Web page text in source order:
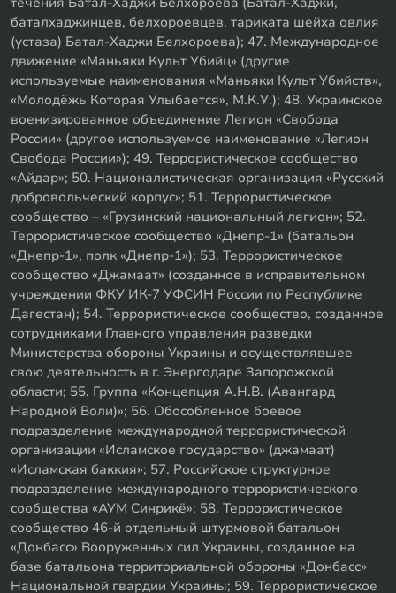
баталхаджинцев, белхороевцев, тариката шейха овлия
(устаза) Батал-Хаджи Белхороева); 47. Международное
движение «Маньяки Культ Убийц» (другие
используемые наименования «Маньяки Культ Убийств»,
«Молодёжь Которая Улыбается», М.К.У.); 48. Украинское
военизированное объединение Легион «Свобода
России» (другое используемое наименование «Легион
Свобода России»); 49. Террористическое сообщество
«Айдар»; 50. Националистическая организация «Русский
добровольческий корпус»; 51. Террористическое
сообщество – «Грузинский национальный легион»; 52.
Террористическое сообщество «Днепр-1» (батальон
«Днепр-1», полк «Днепр-1»); 53. Террористическое
сообщество «Джамаат» (созданное в исправительном
учреждении ФКУ ИК-7 УФСИН России по Республике
Дагестан); 54. Террористическое сообщество, созданное
сотрудниками Главного управления разведки
Министерства обороны Украины и осуществлявшее
свою деятельность в г. Энергодаре Запорожской
области; 55. Группа «Концепция А.Н.В. (Авангард
Народной Воли)»; 56. Обособленное боевое
подразделение международной террористической
организации «Исламское государство» (джамаат)
«Исламская баккия»; 57. Российское структурное
подразделение международного террористического
сообщества «АУМ Синрикё»; 58. Террористическое
сообщество 46-й отдельный штурмовой батальон
«Донбасс» Вооруженных сил Украины, созданное на
базе батальона территориальной обороны «Донбасс»
Национальной гвардии Украины; 59. Террористическое